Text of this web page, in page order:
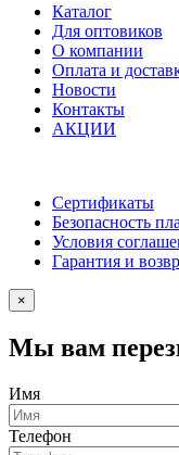
Каталог
Для оптовиков
О компании
Оплата и
Новости
Контакты
АКЦИИ
Сертификаты
Безопасность
Условия
Гарантия и
×
Мы вам
Имя
Телефон